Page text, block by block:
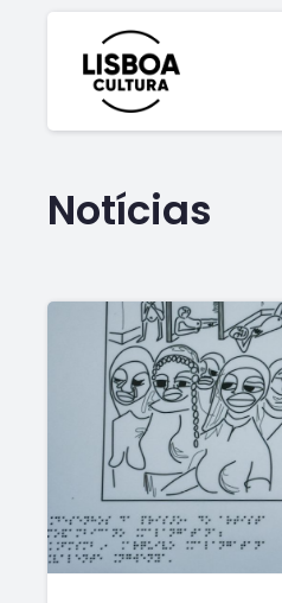
Notícias